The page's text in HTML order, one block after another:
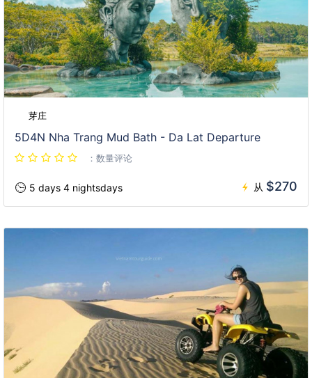
芽庄
5D4N Nha Trang Mud Bath - Da Lat Departure
：数量评论
5 days 4 nightsdays 从 $270